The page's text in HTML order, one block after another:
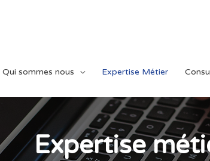
Qui sommes nous Expertise Métier
Expertise